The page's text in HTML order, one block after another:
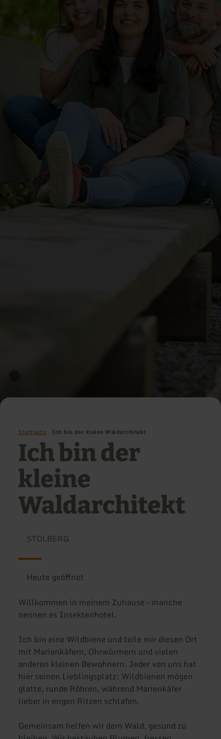
Startseite Ich bin der kleine Waldarchitekt
Ich bin der
kleine
Waldarchitekt
STOLBERG
Heute geöffnet
Willkommen in meinem Zuhause – manche
nennen es Insektenhotel.
Ich bin eine Wildbiene und teile mir diesen Ort
mit Marienkäfern, Ohrwürmern und vielen
anderen kleinen Bewohnern. Jeder von uns hat
hier seinen Lieblingsplatz: Wildbienen mögen
glatte, runde Röhren, während Marienkäfer
lieber in engen Ritzen schlafen.
Gemeinsam helfen wir dem Wald, gesund zu